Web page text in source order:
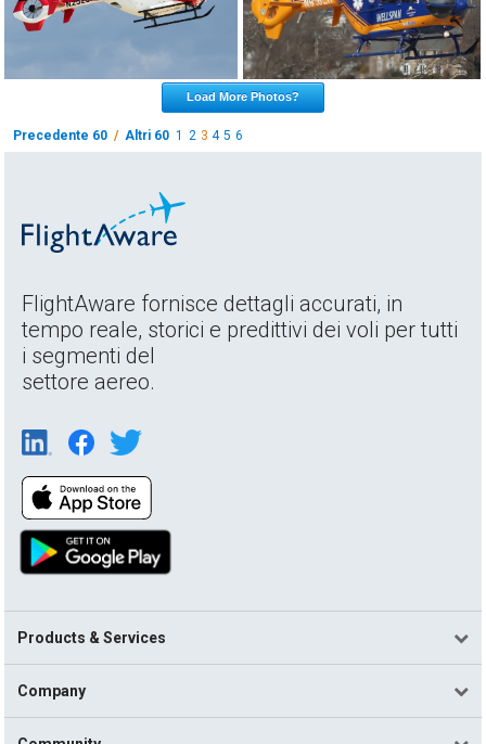
Load More Photos?
Precedente 60 /Altri 60 1 2 3 4 5 6
FlightAware fornisce dettagli accurati, in
tempo reale, storici e predittivi dei voli per tutti
i segmenti del
settore aereo.
Products & Services
Company